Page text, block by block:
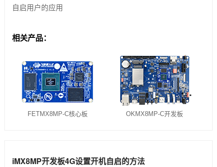
自启用户的应用
相关产品：
FETMX8MP-C核心板 OKMX8MP-C开发板
iMX8MP开发板4G设置开机自启的方法